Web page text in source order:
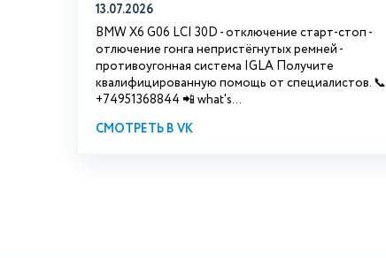
13.07.2026
BMW X6 G06 LCI 30D - отключение старт-стоп -
отлючение гонга непристёгнутых ремней -
противоугонная система IGLA Получите
квалифицированную помощь от специалистов. 📞
+74951368844 📲 what's...
СМОТРЕТЬ В VK